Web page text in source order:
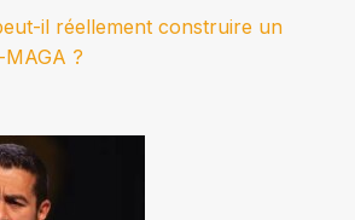
il réellement construire un
?